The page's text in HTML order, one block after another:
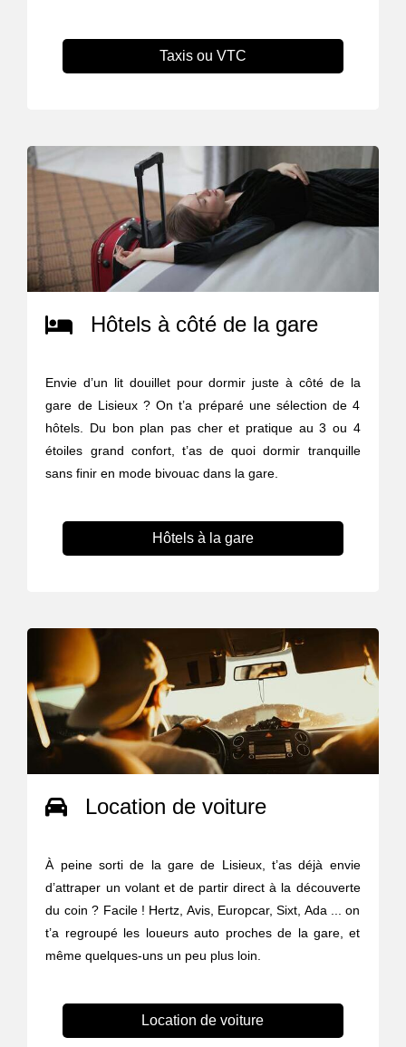
Taxis ou VTC
Hôtels à côté de la gare
Envie d’un lit douillet pour dormir juste à côté de la
gare de Lisieux ? On t’a préparé une sélection de 4
hôtels. Du bon plan pas cher et pratique au 3 ou 4
étoiles grand confort, t’as de quoi dormir tranquille
sans finir en mode bivouac dans la gare.
Hôtels à la gare
Location de voiture
À peine sorti de la gare de Lisieux, t’as déjà envie
d’attraper un volant et de partir direct à la découverte
du coin ? Facile ! Hertz, Avis, Europcar, Sixt, Ada ... on
t’a regroupé les loueurs auto proches de la gare, et
même quelques-uns un peu plus loin.
Location de voiture